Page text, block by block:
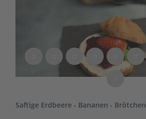
Saftige Erdbeere - Bananen - Brötchen